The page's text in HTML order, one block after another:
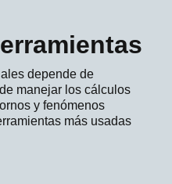
depende de
manejar los cálculos
y fenómenos
más usadas